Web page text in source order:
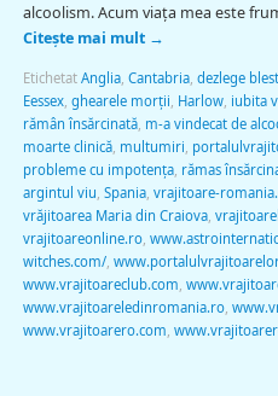
alcoolism. Acum viaţa mea este
Citește mai mult →
Etichetat Anglia, Cantabria, dezlege
Eessex, ghearele morţii Harlow, iubita
rămân însărcinată, m-a vindecat de
moarte clinică, multumiri
probleme cu impotenţa, rămas
argintul viu Spania, vrajitoare-
vrăjitoarea Maria din Craiova,
vrajitoareonline.ro,
witches.com/,
www.vrajitoareclub.com
www.vrajitoareledinromania.ro,
www.vrajitoarero.com